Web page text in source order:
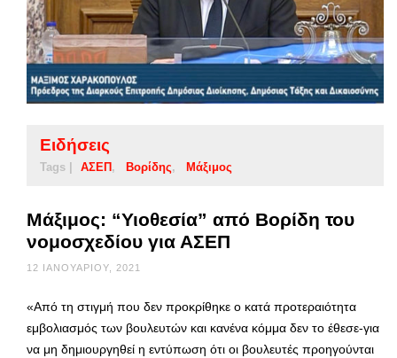
Ειδήσεις
Tags | ΑΣΕΠ Βορίδης Μάξιμος
Μάξιμος: “Υιοθεσία” από Βορίδη του
νομοσχεδίου για ΑΣΕΠ
12 ΙΑΝΟΥΑΡΊΟΥ, 2021
«Από τη στιγμή που δεν προκρίθηκε ο κατά προτεραιότητα
εμβολιασμός των βουλευτών και κανένα κόμμα δεν το έθεσε-για
να μη δημιουργηθεί η εντύπωση ότι οι βουλευτές προηγούνται